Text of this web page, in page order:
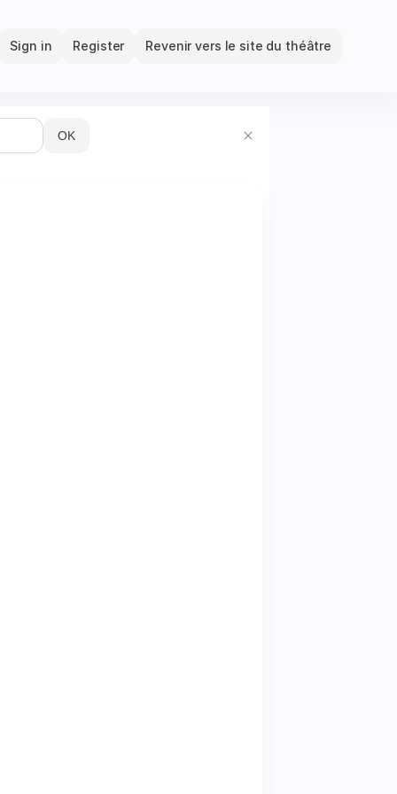
Dialog
Sign in Register Revenir vers le site du théâtre
OK